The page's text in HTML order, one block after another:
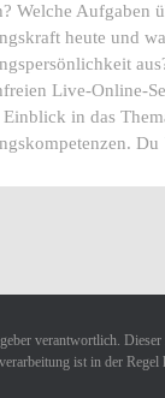
Welche Aufgaben
heute und
Live-Online-
Einblick in das
Du
verantwortlich.
ist in der